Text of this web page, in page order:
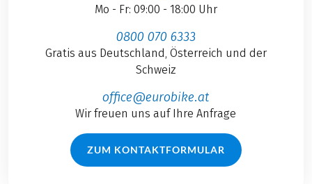
Mo - Fr: 09:00 - 18:00 Uhr
0800 070 6333
Gratis aus Deutschland, Österreich und der
Schweiz
office@eurobike.at
Wir freuen uns auf Ihre Anfrage
ZUM KONTAKTFORMULAR